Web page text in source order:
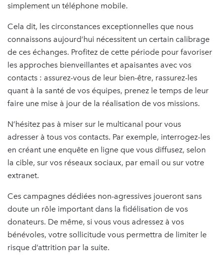
simplement un téléphone mobile.
Cela dit, les circonstances exceptionnelles que nous
connaissons aujourd’hui nécessitent un certain calibrage
de ces échanges. Profitez de cette période pour favoriser
les approches bienveillantes et apaisantes avec vos
contacts : assurez-vous de leur bien-être, rassurez-les
quant à la santé de vos équipes, prenez le temps de leur
faire une mise à jour de la réalisation de vos missions.
N’hésitez pas à miser sur le multicanal pour vous
adresser à tous vos contacts. Par exemple, interrogez-les
en créant une enquête en ligne que vous diffusez, selon
la cible, sur vos réseaux sociaux, par email ou sur votre
extranet.
Ces campagnes dédiées non-agressives joueront sans
doute un rôle important dans la fidélisation de vos
donateurs. De même, si vous vous adressez à vos
bénévoles, votre sollicitude vous permettra de limiter le
risque d’attrition par la suite.